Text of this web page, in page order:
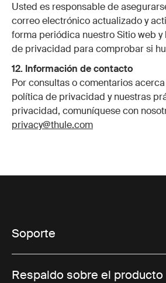
Usted es responsable de
correo electrónico actualizado y
forma periódica nuestro Sitio web
de privacidad para comprobar si
12. Información de contacto
Por consultas o comentarios
política de privacidad y nuestras
privacidad, comuníquese con
privacy@thule.com
Soporte
Respaldo sobre el producto